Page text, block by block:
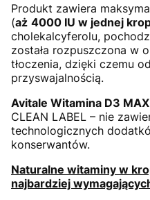
Produkt zawiera
(aż 4000 IU w jednej
cholekalcyferolu,
została rozpuszczona w
tłoczenia, dzięki czemu
przyswajalnością.
Avitale Witamina D3
CLEAN LABEL – nie
technologicznych
konserwantów.
Naturalne witaminy w
najbardziej